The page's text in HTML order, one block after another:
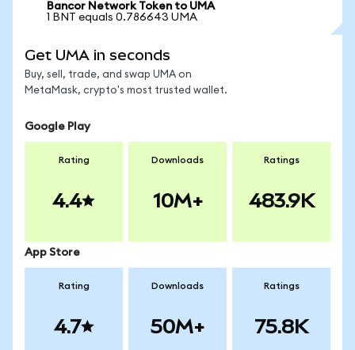
Bancor Network Token to UMA
1 BNT equals 0.786643 UMA
Get UMA in seconds
Buy, sell, trade, and swap UMA on
MetaMask, crypto's most trusted wallet.
Google Play
Rating
4.4
Downloads
10M+
Ratings
483.9K
App Store
Rating
4.7
Downloads
50M+
Ratings
75.8K